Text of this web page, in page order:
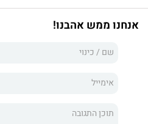
תוך זמן קצר היא מוצאת את עצמה
של סקוטלנד, נוהגת במסחרית
בשורת הקריאה לתושבים
סיפור אהבה סוחף כמו בספרים.
נינה מגלה שגם בחיים עצמם
חנות ספרים על גלגלים
אנחנו ממש אהבנו!